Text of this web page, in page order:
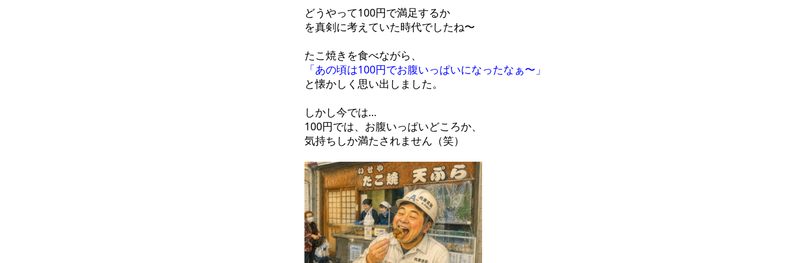
どうやって100円で満足するか
を真剣に考えていた時代でしたね〜
たこ焼きを食べながら、
「あの頃は100円でお腹いっぱいになったなぁ〜」
と懐かしく思い出しました。
しかし今では…
100円では、お腹いっぱいどころか、
気持ちしか満たされません（笑）